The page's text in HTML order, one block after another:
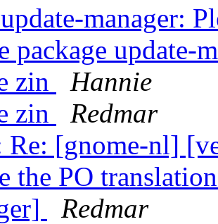
manager:
package update-
zin
Hannie
zin
Redmar
[gnome-nl]
the PO
Redmar